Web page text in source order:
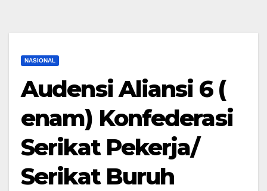
NASIONAL
Audensi Aliansi 6 (
enam) Konfederasi
Serikat Pekerja/
Serikat Buruh